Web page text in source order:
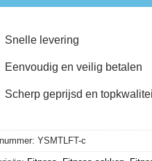
Snelle levering
Eenvoudig en veilig betalen
Scherp geprijsd en
YSMTLFT-c